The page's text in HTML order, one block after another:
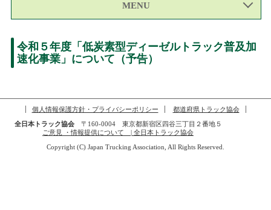
MENU
令和５年度「低炭素型ディーゼルトラック普及加
速化事業」について（予告）
個人情報保護方針・プライバシーポリシー
都道府県トラック協会
全日本トラック協会〒160-0004 東京都新宿区四谷三丁目２番地５
ご意見 ・情報提供について | 全日本トラック協会
Copyright (C) Japan Trucking Association, All Rights Reserved.